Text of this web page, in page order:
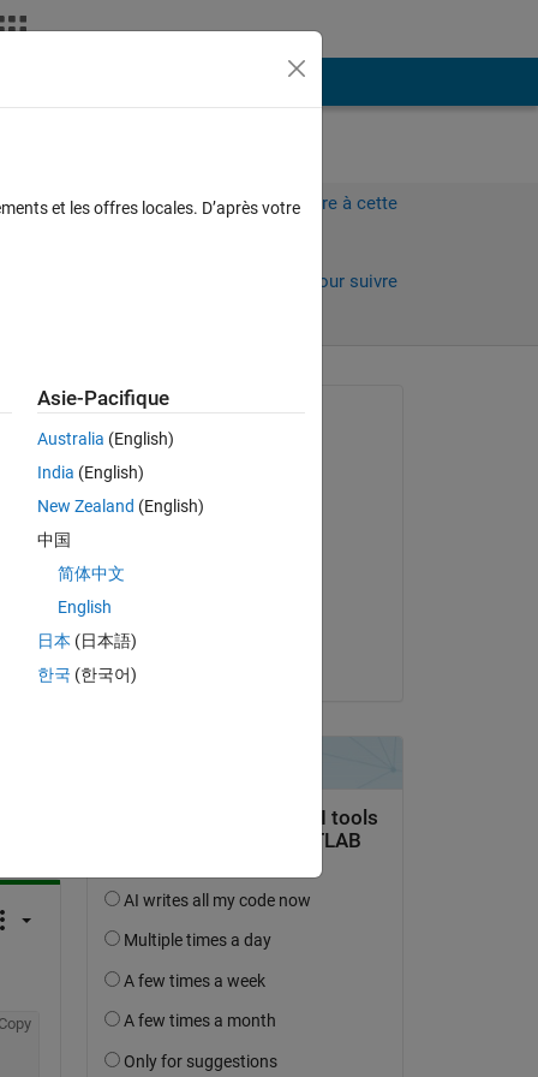
Connectez-vous pour répondre à cette
Connectez-vous pour suivre
le 15 Nov 2022
le 15 Nov 2022
Acceptée :
et les offres locales. D’après votre
Asie-Pacifique
Australia (English)
India (English)
New Zealand (English)
中国
简体中文
English
日本 (日本語)
한국 (한국어)